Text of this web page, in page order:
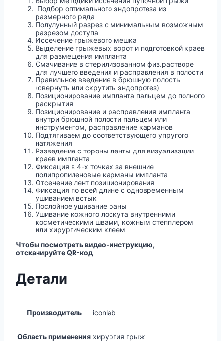
Подбор оптимального эндопротеза из
размерного ряда
Полулунный разрез с минимальным возможным
разрезом доступа
Иссечение грыжевого мешка
Выделение грыжевых ворот и подготовкой краев
для размещения импланта
Смачивание в стерилизованном физ.растворе
для лучшего введения и расправления в полости
Правильное введение в брюшную полость
(свернуть или скрутить эндопротез)
Позиционирование импланта пальцем до полного
раскрытия
Позиционирование и расправления импланта
внутри брюшной полости пальцем или
инструментом, расправление карманов
Подтягиваем до соответствующего упругого
натяжения
Разведение с тороны ленты для визуализации
краев импланта
Фиксация в 4-х точках за внешние
полипропиленовые карманы импланта
Отсечение лент позиционирования
Фиксация по всей длине с одновременным
ушиванием встык
Послойное ушивание раны
Ушивание кожного лоскута внутренними
косметическими швами, кожным степплером
или хирургическим клеем
Чтобы посмотреть видео-инструкцию,
отсканируйте QR-код
Детали
Производитель iconlab
Область применения хирургия грыж